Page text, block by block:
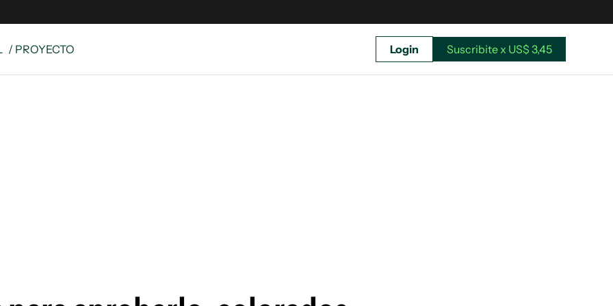
/ PROYECTO Login Suscribite x US$ 3,45